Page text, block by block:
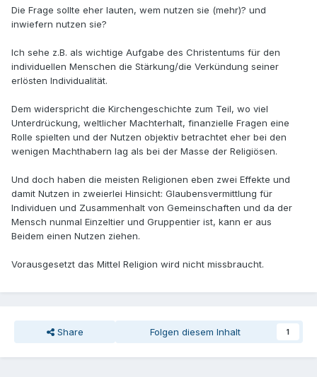
Die Frage sollte eher lauten, wem nutzen sie (mehr)? und
inwiefern nutzen sie?
Ich sehe z.B. als wichtige Aufgabe des Christentums für den
individuellen Menschen die Stärkung/die Verkündung seiner
erlösten Individualität.
Dem widerspricht die Kirchengeschichte zum Teil, wo viel
Unterdrückung, weltlicher Machterhalt, finanzielle Fragen eine
Rolle spielten und der Nutzen objektiv betrachtet eher bei den
wenigen Machthabern lag als bei der Masse der Religiösen.
Und doch haben die meisten Religionen eben zwei Effekte und
damit Nutzen in zweierlei Hinsicht: Glaubensvermittlung für
Individuen und Zusammenhalt von Gemeinschaften und da der
Mensch nunmal Einzeltier und Gruppentier ist, kann er aus
Beidem einen Nutzen ziehen.
Vorausgesetzt das Mittel Religion wird nicht missbraucht.
Share Folgen diesem Inhalt 1